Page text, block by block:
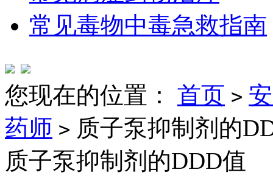
常见毒物中毒急救指南
您现在的位置： 首页 >
药师 > 质子泵抑制剂的
质子泵抑制剂的DDD值